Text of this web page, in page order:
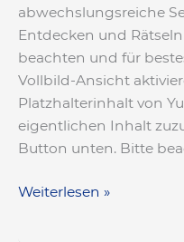
abwechslungsreiche
Entdecken und
beachten und für
Vollbild-Ansicht
Platzhalterinhalt von
eigentlichen Inhalt
Button unten. Bitte
Weiterlesen »